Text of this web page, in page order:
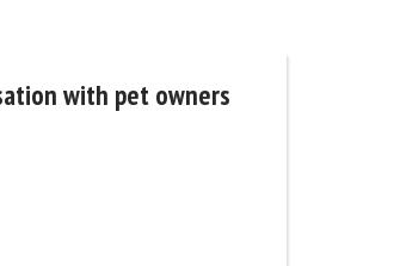
with pet owners